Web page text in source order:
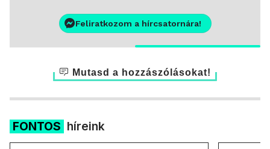
Feliratkozom a hírcsatornára!
Mutasd a hozzászólásokat!
FONTOS híreink